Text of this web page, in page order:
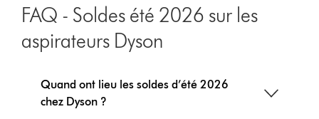
FAQ - Soldes été 2026 sur les
aspirateurs Dyson
Quand ont lieu les soldes d’été 2026
chez Dyson ?